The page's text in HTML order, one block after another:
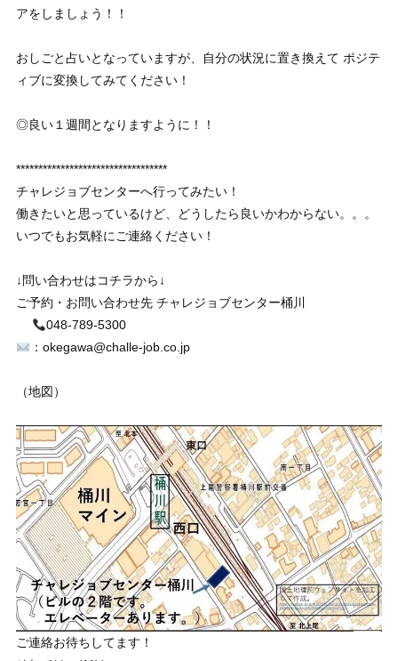
アをしましょう！！
おしごと占いとなっていますが、自分の状況に置き換えて ポジテ
ィブに変換してみてください！
◎良い１週間となりますように！！
**********************************
チャレジョブセンターへ行ってみたい！
働きたいと思っているけど、どうしたら良いかわからない。。。
いつでもお気軽にご連絡ください！
↓問い合わせはコチラから↓
ご予約・お問い合わせ先 チャレジョブセンター桶川
048-789-5300
：okegawa@challe-job.co.jp
（地図）
ご連絡お待ちしてます！